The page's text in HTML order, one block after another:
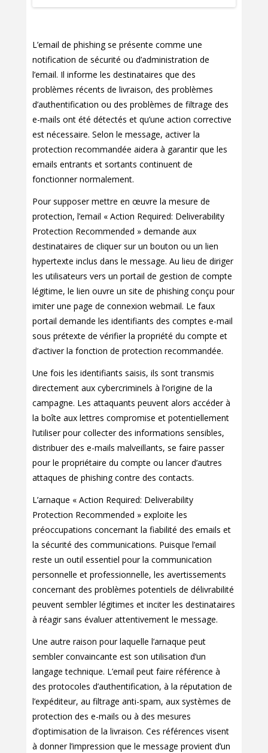
L’email de phishing se présente comme une
notification de sécurité ou d’administration de
l’email. Il informe les destinataires que des
problèmes récents de livraison, des problèmes
d’authentification ou des problèmes de filtrage des
e-mails ont été détectés et qu’une action corrective
est nécessaire. Selon le message, activer la
protection recommandée aidera à garantir que les
emails entrants et sortants continuent de
fonctionner normalement.
Pour supposer mettre en œuvre la mesure de
protection, l’email « Action Required: Deliverability
Protection Recommended » demande aux
destinataires de cliquer sur un bouton ou un lien
hypertexte inclus dans le message. Au lieu de diriger
les utilisateurs vers un portail de gestion de compte
légitime, le lien ouvre un site de phishing conçu pour
imiter une page de connexion webmail. Le faux
portail demande les identifiants des comptes e-mail
sous prétexte de vérifier la propriété du compte et
d’activer la fonction de protection recommandée.
Une fois les identifiants saisis, ils sont transmis
directement aux cybercriminels à l’origine de la
campagne. Les attaquants peuvent alors accéder à
la boîte aux lettres compromise et potentiellement
l’utiliser pour collecter des informations sensibles,
distribuer des e-mails malveillants, se faire passer
pour le propriétaire du compte ou lancer d’autres
attaques de phishing contre des contacts.
L’arnaque « Action Required: Deliverability
Protection Recommended » exploite les
préoccupations concernant la fiabilité des emails et
la sécurité des communications. Puisque l’email
reste un outil essentiel pour la communication
personnelle et professionnelle, les avertissements
concernant des problèmes potentiels de délivrabilité
peuvent sembler légitimes et inciter les destinataires
à réagir sans évaluer attentivement le message.
Une autre raison pour laquelle l’arnaque peut
sembler convaincante est son utilisation d’un
langage technique. L’email peut faire référence à
des protocoles d’authentification, à la réputation de
l’expéditeur, au filtrage anti-spam, aux systèmes de
protection des e-mails ou à des mesures
d’optimisation de la livraison. Ces références visent
à donner l’impression que le message provient d’un